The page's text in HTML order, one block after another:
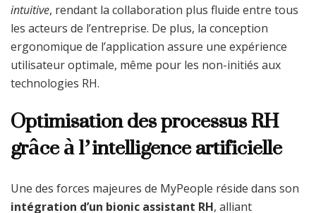
intuitive, rendant la collaboration plus fluide entre tous
les acteurs de l’entreprise. De plus, la conception
ergonomique de l’application assure une expérience
utilisateur optimale, même pour les non-initiés aux
technologies RH.
Optimisation des processus RH
grâce à l’intelligence artificielle
Une des forces majeures de MyPeople réside dans son
intégration d’un bionic assistant RH, alliant